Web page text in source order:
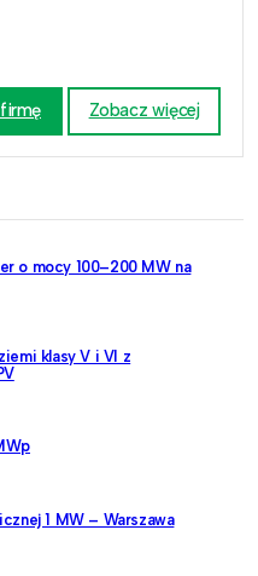
Zobacz więcej
o mocy 100–200 MW na
klasy V i VI z
1 MW – Warszawa